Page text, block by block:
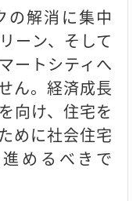
の解消に集中
ーン、そして
ートシティへ
ん。経済成長
向け、住宅を
めに社会住宅
めるべきで